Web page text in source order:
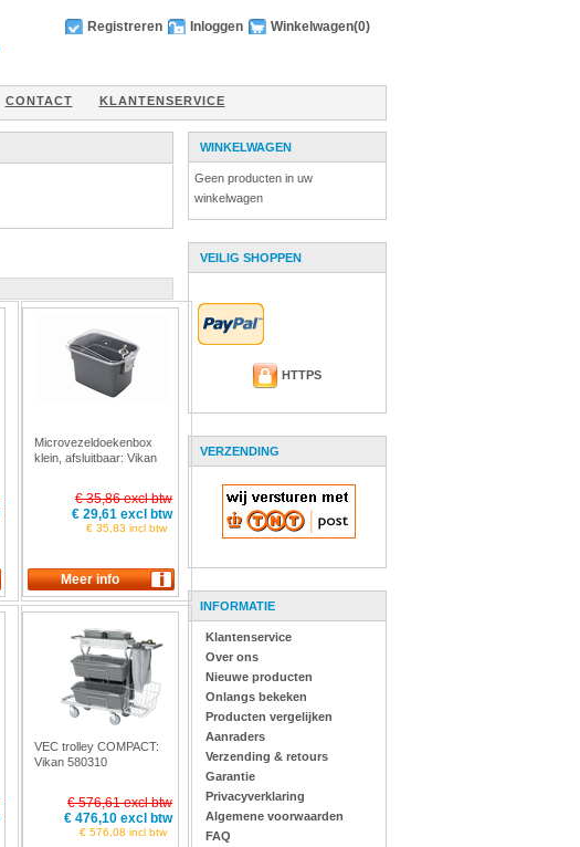
Registreren Inloggen Winkelwagen(0)
CONTACT KLANTENSERVICE
Microvezeldoekenbox
klein, afsluitbaar: Vikan
€ 35,86 excl btw
€ 29,61 excl btw
€ 35,83 incl btw
VEC trolley COMPACT:
Vikan 580310
€ 576,61 excl btw
€ 476,10 excl btw
€ 576,08 incl btw
WINKELWAGEN
Geen producten in uw
winkelwagen
VEILIG SHOPPEN
HTTPS
VERZENDING
INFORMATIE
Klantenservice
Over ons
Nieuwe producten
Onlangs bekeken
Producten vergelijken
Aanraders
Verzending & retours
Garantie
Privacyverklaring
Algemene voorwaarden
FAQ